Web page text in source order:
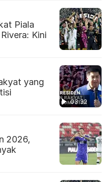
Piala
Kini
03:32
yang
2026,